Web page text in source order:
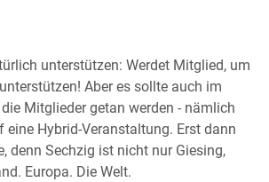
unterstützen: Werdet Mitglied, um
Aber es sollte auch im
Mitglieder getan werden - nämlich
Hybrid-Veranstaltung. Erst dann
denn Sechzig ist nicht nur Giesing,
Europa. Die Welt.